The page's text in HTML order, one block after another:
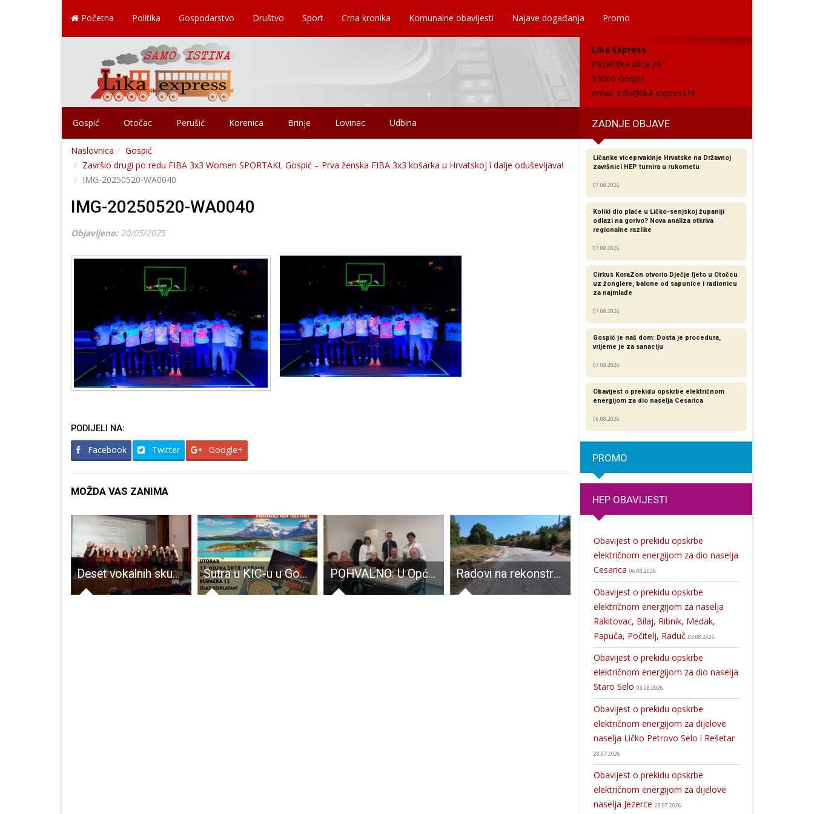
Početna Politika Gospodarstvo Društvo Sport Crna kronika Komunalne obavijesti Najave događanja Promo
Lika Express
Pazariška ulica 36
53000 Gospić
email: info@lika-express.hr
Gospić Otočac Perušić Korenica Brinje Lovinac Udbina ZADNJE OBJAVE
Naslovnica
Gospić
Završio drugi po redu FIBA 3x3 Women SPORTAKL Gospić – Prva ženska FIBA 3x3 košarka u Hrvatskoj i dalje oduševljava!
IMG-20250520-WA0040
IMG-20250520-WA0040
Objavljeno: 20/05/2025
PODIJELI NA:
Facebook Twitter Google+
MOŽDA VAS ZANIMA
Deset vokalnih skupina na Smotri malih vokalnih sastava Otočac 2026 Sutra u KIC-u u Gospiću predavanje “Magični Čile” POHVALNO: U Općoj bolnici Gospić s radom započela Dnevna dijabetološka bolnica Radovi na rekonstrukciji dionica županijskih i lokalnih cesta Ličko-senjske županije
Ličanke viceprvakinje Hrvatske na Državnoj
završnici HEP turnira u rukometu
07.08.2026
Koliki dio plaće u Ličko-senjskoj županiji
odlazi na gorivo? Nova analiza otkriva
regionalne razlike​
07.08.2026
Cirkus KoraZon otvorio Dječje ljeto u Otočcu
uz žonglere, balone od sapunice i radionicu
za najmlađe
07.08.2026
Gospić je naš dom: Dosta je procedura,
vrijeme je za sanaciju
07.08.2026
Obavijest o prekidu opskrbe električnom
energijom za dio naselja Cesarica
06.08.2026
PROMO
HEP OBAVIJESTI
Obavijest o prekidu opskrbe
električnom energijom za dio naselja
Cesarica 06.08.2026
Obavijest o prekidu opskrbe
električnom energijom za naselja
Rakitovac, Bilaj, Ribnik, Medak,
Papuča, Počitelj, Raduč 03.08.2026
Obavijest o prekidu opskrbe
električnom energijom za dio naselja
Staro Selo 03.08.2026
Obavijest o prekidu opskrbe
električnom energijom za dijelove
naselja Ličko Petrovo Selo i Rešetar
28.07.2026
Obavijest o prekidu opskrbe
električnom energijom za dijelove
naselja Jezerce 28.07.2026